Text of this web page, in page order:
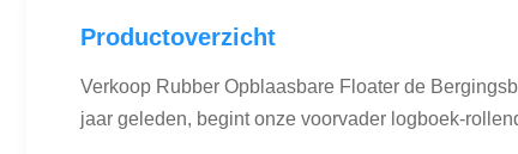
Productoverzicht
Verkoop Rubber Opblaasbare Floater de
jaar geleden, begint onze voorvader logboek-